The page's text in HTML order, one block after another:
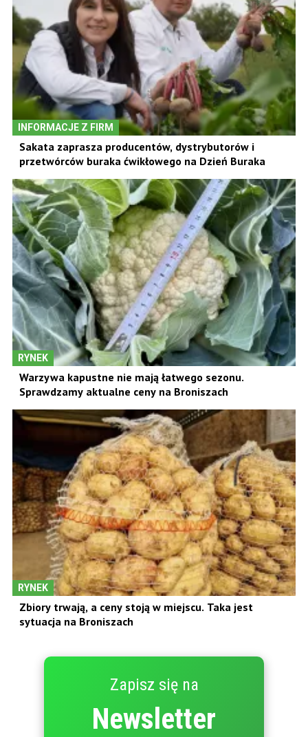
INFORMACJE Z FIRM
Sakata zaprasza producentów, dystrybutorów i
przetwórców buraka ćwikłowego na Dzień Buraka
RYNEK
Warzywa kapustne nie mają łatwego sezonu.
Sprawdzamy aktualne ceny na Broniszach
RYNEK
Zbiory trwają, a ceny stoją w miejscu. Taka jest
sytuacja na Broniszach
Zapisz się na
Newsletter